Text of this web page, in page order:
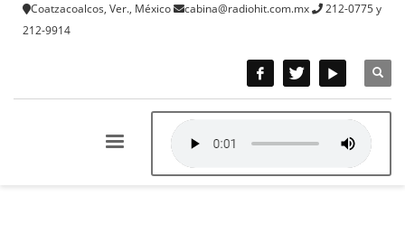
Coatzacoalcos, Ver., México cabina@radiohit.com.mx
212-0775 y
212-9914